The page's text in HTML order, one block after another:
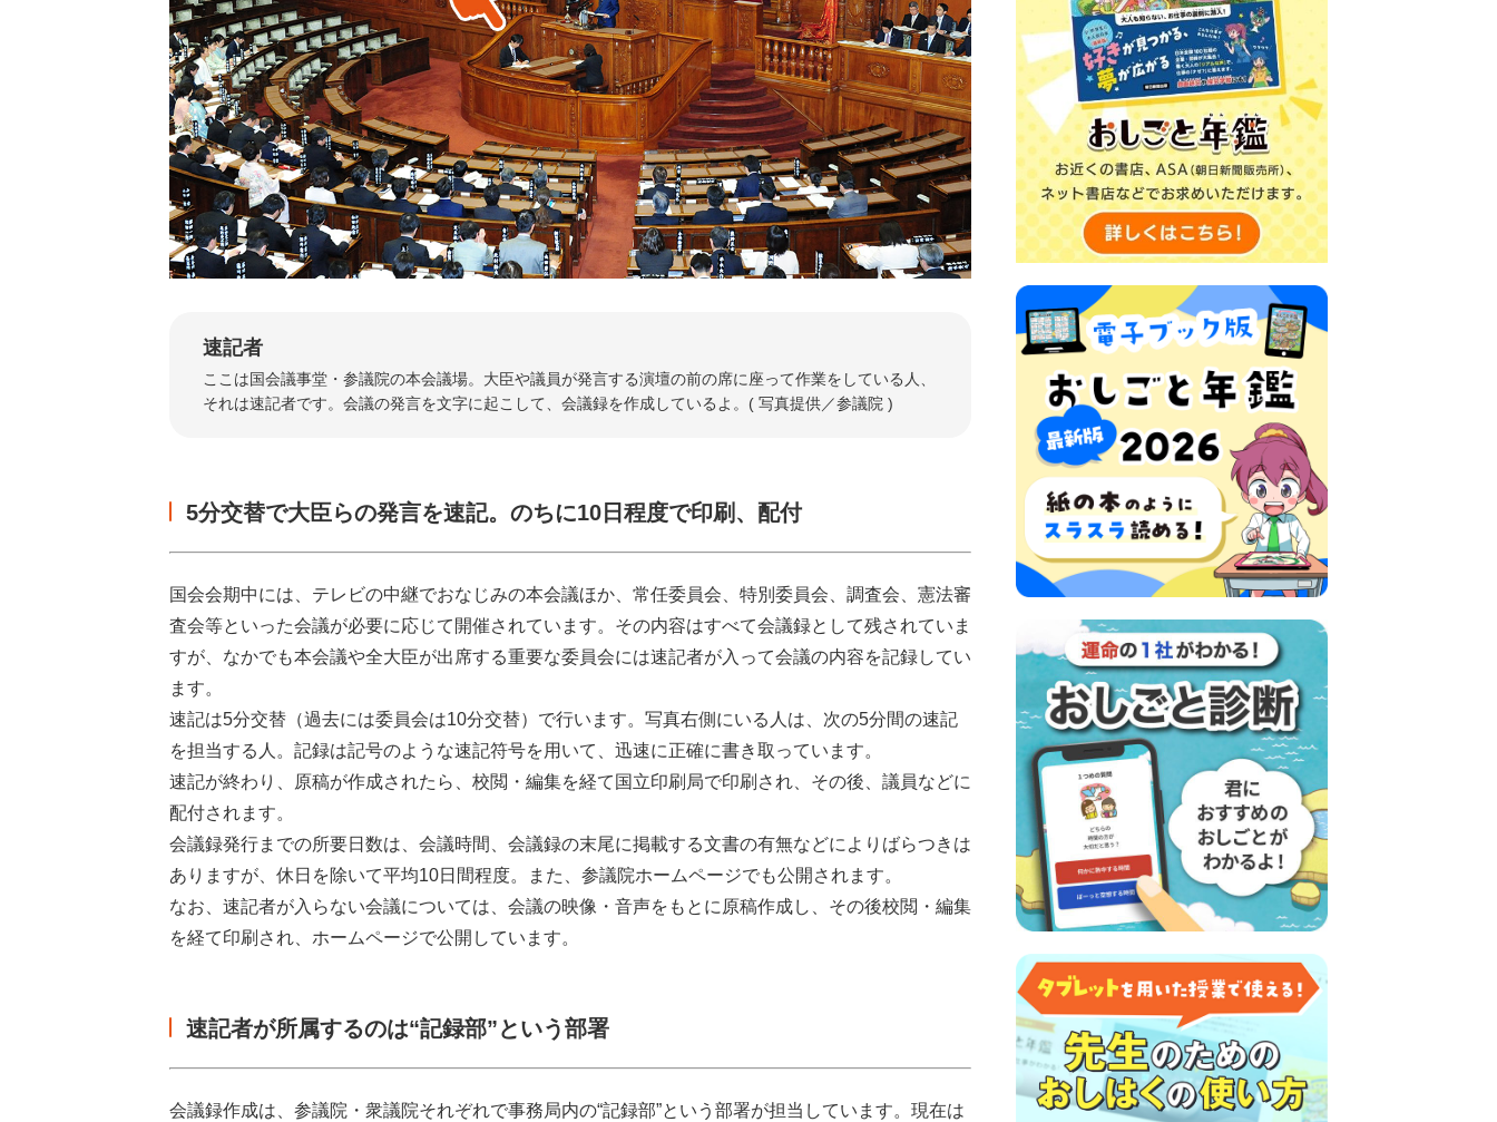
速記者
ここは国会議事堂・参議院の本会議場。大臣や議員が発言する演壇の前の席に座って作業をしている人、
それは速記者です。会議の発言を文字に起こして、会議録を作成しているよ。( 写真提供／参議院 )
5分交替で大臣らの発言を速記。のちに10日程度で印刷、配付
国会会期中には、テレビの中継でおなじみの本会議ほか、常任委員会、特別委員会、調査会、憲法審
査会等といった会議が必要に応じて開催されています。その内容はすべて会議録として残されていま
すが、なかでも本会議や全大臣が出席する重要な委員会には速記者が入って会議の内容を記録してい
ます。
速記は5分交替（過去には委員会は10分交替）で行います。写真右側にいる人は、次の5分間の速記
を担当する人。記録は記号のような速記符号を用いて、迅速に正確に書き取っています。
速記が終わり、原稿が作成されたら、校閲・編集を経て国立印刷局で印刷され、その後、議員などに
配付されます。
会議録発行までの所要日数は、会議時間、会議録の末尾に掲載する文書の有無などによりばらつきは
ありますが、休日を除いて平均10日間程度。また、参議院ホームページでも公開されます。
なお、速記者が入らない会議については、会議の映像・音声をもとに原稿作成し、その後校閲・編集
を経て印刷され、ホームページで公開しています。
速記者が所属するのは“記録部”という部署
会議録作成は、参議院・衆議院それぞれで事務局内の“記録部”という部署が担当しています。現在は